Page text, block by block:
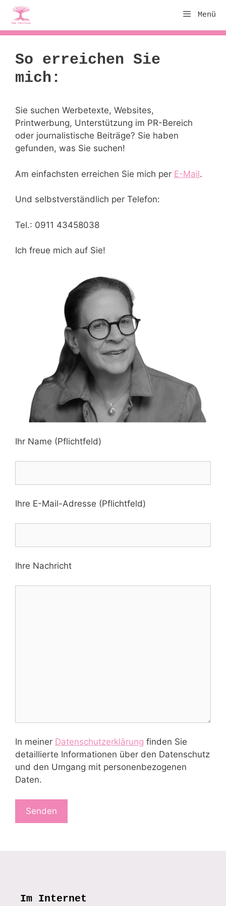
Zum
Inhalt
springen
Menü
So erreichen Sie
mich:
Sie suchen Werbetexte, Websites,
Printwerbung, Unterstützung im PR-Bereich
oder journalistische Beiträge? Sie haben
gefunden, was Sie suchen!
Am einfachsten erreichen Sie mich per E-Mail.
Und selbstverständlich per Telefon:
Tel.: 0911 43458038
Ich freue mich auf Sie!
Ihr Name (Pflichtfeld)
Ihre E-Mail-Adresse (Pflichtfeld)
Ihre Nachricht
In meiner Datenschutzerklärung finden Sie
detaillierte Informationen über den Datenschutz
und den Umgang mit personenbezogenen
Daten.
Im Internet